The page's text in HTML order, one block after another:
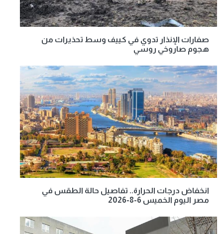
صفارات الإنذار تدوي في كييف وسط تحذيرات من
هجوم صاروخي روسي
انخفاض درجات الحرارة.. تفاصيل حالة الطقس في
مصر اليوم الخميس 6-8-2026